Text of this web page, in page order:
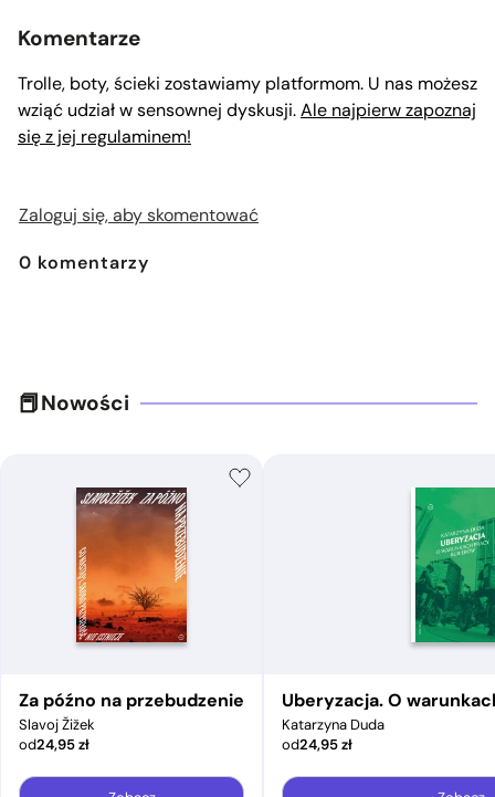
Komentarze
Trolle, boty, ścieki zostawiamy platformom. U nas możesz
wziąć udział w sensownej dyskusji.Ale najpierw zapoznaj
się z jej regulaminem!
Zaloguj się, aby skomentować
0 komentarzy
Nowości
Za późno na przebudzenie
Slavoj Žižek
od24,95zł
Uberyzacja. O
Katarzyna Duda
od24,95zł